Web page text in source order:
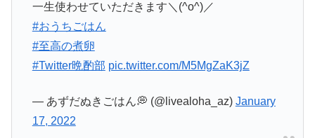
一生使わせていただきます＼(^o^)／
#おうちごはん
#至高の煮卵
#Twitter晩酌部 pic.twitter.com/M5MgZaK3jZ
— あずだぬきごはん💭 (@livealoha_az) January
17, 2022